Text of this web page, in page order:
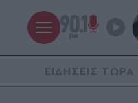
ΕΙΔΗΣΕΙΣ ΤΩΡΑ